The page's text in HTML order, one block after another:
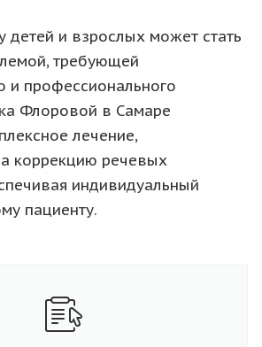
детей и взрослых может стать
требующей
и профессионального
Флоровой в Самаре
лечение,
коррекцию речевых
индивидуальный
пациенту.